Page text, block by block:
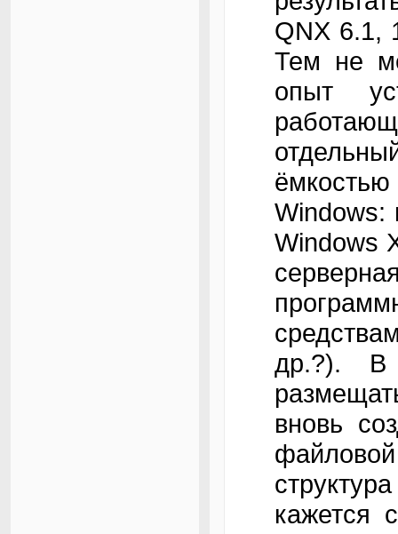
QNX 6.1,
Тем не
опыт
Windows:
Windows
др.?). В
вновь
кажется